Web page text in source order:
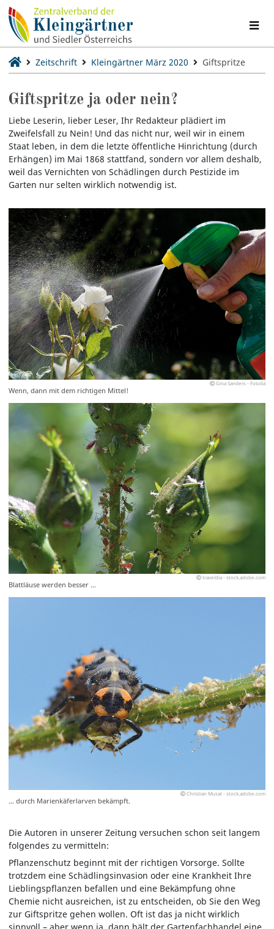
Zeitschrift Kleingärtner März 2020 Giftspritze
Giftspritze ja oder nein?
Liebe Leserin, lieber Leser, Ihr Redakteur plädiert im
Zweifelsfall zu Nein! Und das nicht nur, weil wir in einem
Staat leben, in dem die letzte öffentliche Hinrichtung (durch
Erhängen) im Mai 1868 stattfand, sondern vor allem deshalb,
weil das Vernichten von Schädlingen durch Pestizide im
Garten nur selten wirklich notwendig ist.
Gina Sanders - Fotolia
Wenn, dann mit dem richtigen Mittel!
traveldia - stock.adobe.com
Blattläuse werden besser …
Christian Musat - stock.adobe.com
… durch Marienkäferlarven bekämpft.
Die Autoren in unserer Zeitung versuchen schon seit langem
folgendes zu vermitteln:
Pflanzenschutz beginnt mit der richtigen Vorsorge. Sollte
trotzdem eine Schädlingsinvasion oder eine Krankheit Ihre
Lieblingspflanzen befallen und eine Bekämpfung ohne
Chemie nicht ausreichen, ist zu entscheiden, ob Sie den Weg
zur Giftspritze gehen wollen. Oft ist das ja nicht wirklich